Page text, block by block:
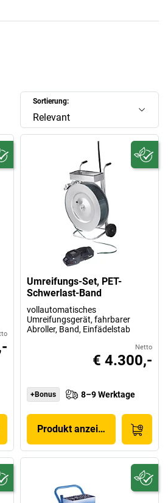
Sortierung:
Relevant
Umreifungs-Set, PET-
Schwerlast-Band
vollautomatisches
Umreifungsgerät, fahrbarer
Abroller, Band, Einfädelstab
Netto
€ 4.300,-
+Bonus 8–9 Werktage
Produkt anzeigen